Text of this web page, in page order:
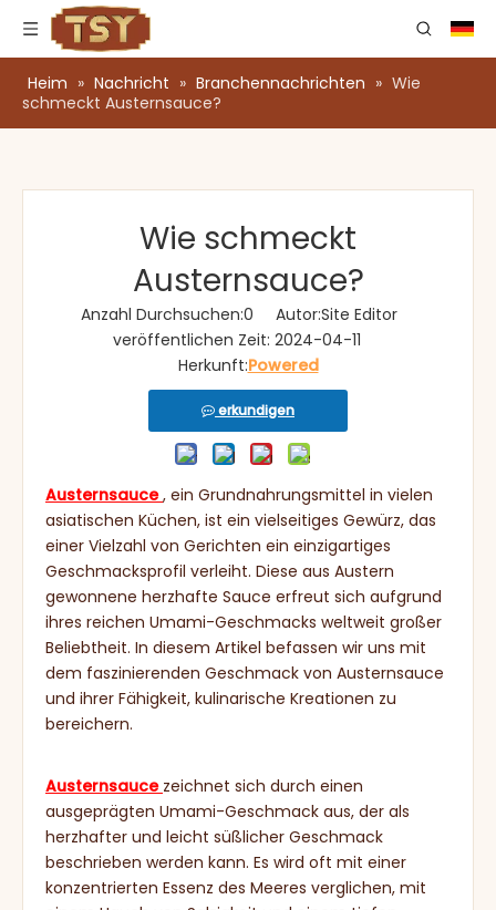
Heim » Nachricht » Branchennachrichten » Wie
schmeckt Austernsauce?
Wie schmeckt
Austernsauce?
Anzahl Durchsuchen:0 Autor:Site Editor
veröffentlichen Zeit: 2024-04-11
Herkunft:Powered
erkundigen
Austernsauce, ein Grundnahrungsmittel in vielen
asiatischen Küchen, ist ein vielseitiges Gewürz, das
einer Vielzahl von Gerichten ein einzigartiges
Geschmacksprofil verleiht. Diese aus Austern
gewonnene herzhafte Sauce erfreut sich aufgrund
ihres reichen Umami-Geschmacks weltweit großer
Beliebtheit. In diesem Artikel befassen wir uns mit
dem faszinierenden Geschmack von Austernsauce
und ihrer Fähigkeit, kulinarische Kreationen zu
bereichern.
Austernsauce zeichnet sich durch einen
ausgeprägten Umami-Geschmack aus, der als
herzhafter und leicht süßlicher Geschmack
beschrieben werden kann. Es wird oft mit einer
konzentrierten Essenz des Meeres verglichen, mit